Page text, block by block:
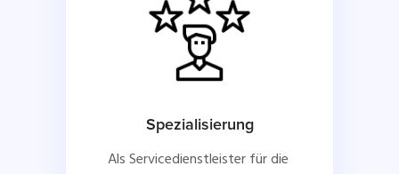
Spezialisierung
Als Servicedienstleister für die